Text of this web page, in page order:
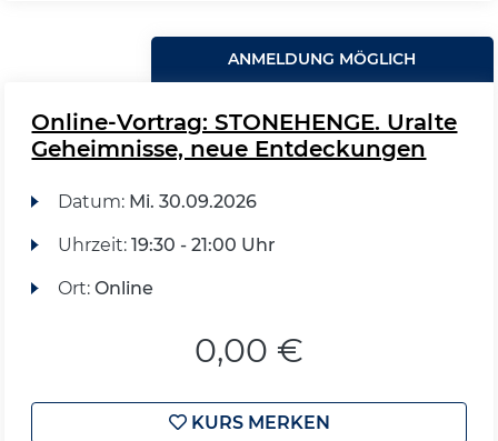
ANMELDUNG MÖGLICH
Online-Vortrag: STONEHENGE. Uralte
Geheimnisse, neue Entdeckungen
Datum: Mi. 30.09.2026
Uhrzeit: 19:30 - 21:00 Uhr
Ort: Online
0,00 €
KURS MERKEN